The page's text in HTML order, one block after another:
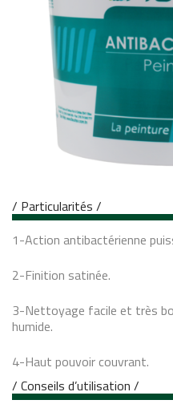
/ Particularités /
1-Action antibactérienne
2-Finition satinée.
3-Nettoyage facile et très
humide.
4-Haut pouvoir couvrant.
/ Conseils d’utilisation /